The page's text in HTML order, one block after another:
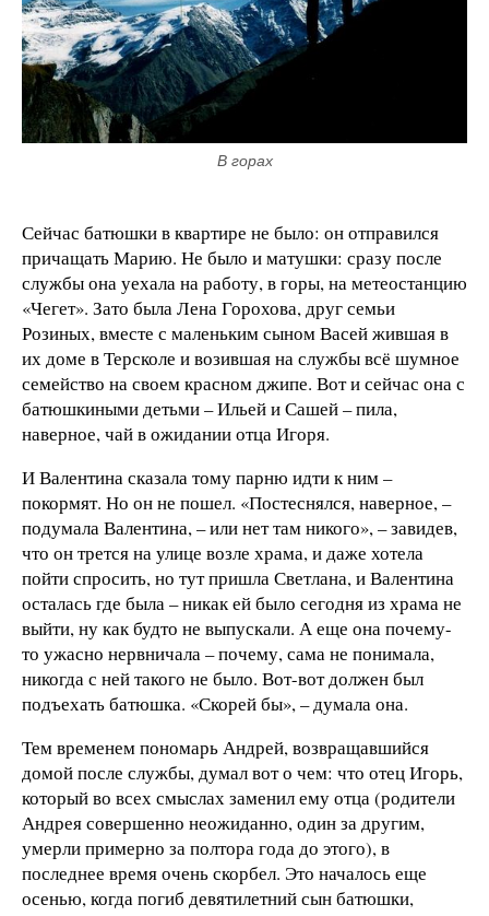
В горах
Сейчас батюшки в квартире не было: он отправился
причащать Марию. Не было и матушки: сразу после
службы она уехала на работу, в горы, на метеостанцию
«Чегет». Зато была Лена Горохова, друг семьи
Розиных, вместе с маленьким сыном Васей жившая в
их доме в Терсколе и возившая на службы всё шумное
семейство на своем красном джипе. Вот и сейчас она с
батюшкиными детьми – Ильей и Сашей – пила,
наверное, чай в ожидании отца Игоря.
И Валентина сказала тому парню идти к ним –
покормят. Но он не пошел. «Постеснялся, наверное, –
подумала Валентина, – или нет там никого», – завидев,
что он трется на улице возле храма, и даже хотела
пойти спросить, но тут пришла Светлана, и Валентина
осталась где была – никак ей было сегодня из храма не
выйти, ну как будто не выпускали. А еще она почему-
то ужасно нервничала – почему, сама не понимала,
никогда с ней такого не было. Вот-вот должен был
подъехать батюшка. «Скорей бы», – думала она.
Тем временем пономарь Андрей, возвращавшийся
домой после службы, думал вот о чем: что отец Игорь,
который во всех смыслах заменил ему отца (родители
Андрея совершенно неожиданно, один за другим,
умерли примерно за полтора года до этого), в
последнее время очень скорбел. Это началось еще
осенью, когда погиб девятилетний сын батюшки,